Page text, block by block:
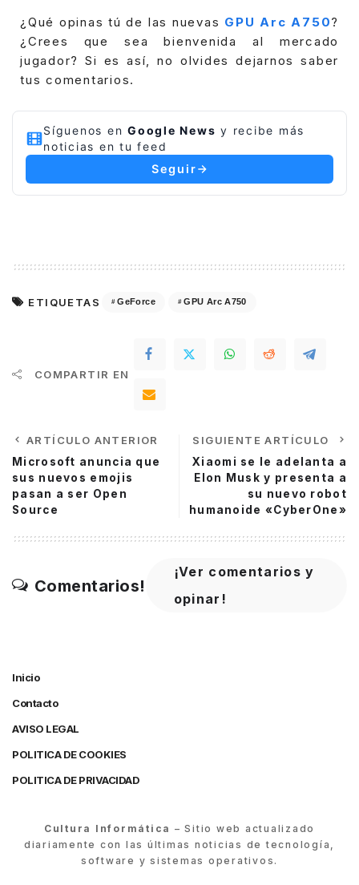
¿Qué opinas tú de las nuevas GPU Arc A750?
¿Crees que sea bienvenida al mercado
jugador? Si es así, no olvides dejarnos saber
tus comentarios.
Síguenos en Google News y recibe más
noticias en tu feed
Seguir
ETIQUETAS GeForce GPU Arc A750
COMPARTIR EN
ARTÍCULO ANTERIOR
Microsoft anuncia que
sus nuevos emojis
pasan a ser Open
Source
SIGUIENTE ARTÍCULO
Xiaomi se le adelanta a
Elon Musk y presenta a
su nuevo robot
humanoide «CyberOne»
Comentarios!
¡Ver comentarios y
opinar!
Inicio
Contacto
AVISO LEGAL
POLITICA DE COOKIES
POLITICA DE PRIVACIDAD
Cultura Informática – Sitio web actualizado
diariamente con las últimas noticias de tecnología,
software y sistemas operativos.